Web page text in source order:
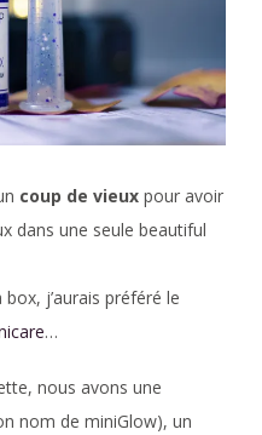
coup de vieux pour avoir
dans une seule beautiful
box, j’aurais préféré le
…
nous avons une
nom de miniGlow), un